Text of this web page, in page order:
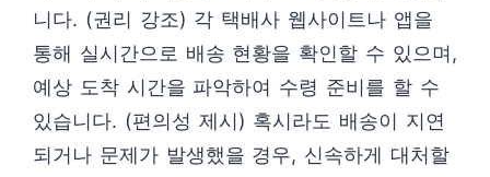
니다. (권리 강조) 각 택배사 웹사이트나 앱을
통해 실시간으로 배송 현황을 확인할 수 있으며,
예상 도착 시간을 파악하여 수령 준비를 할 수
있습니다. (편의성 제시) 혹시라도 배송이 지연
되거나 문제가 발생했을 경우, 신속하게 대처할